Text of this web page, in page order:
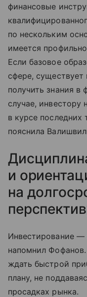
финансовые
по нескольким
имеется
Если базовое
сфере,
получить знания
случае, инвестору
в курсе последних
пояснила
и
на
Инвестирование —
напомнил Фофанов.
ждать быстрой
плану, не
просадках рынка.